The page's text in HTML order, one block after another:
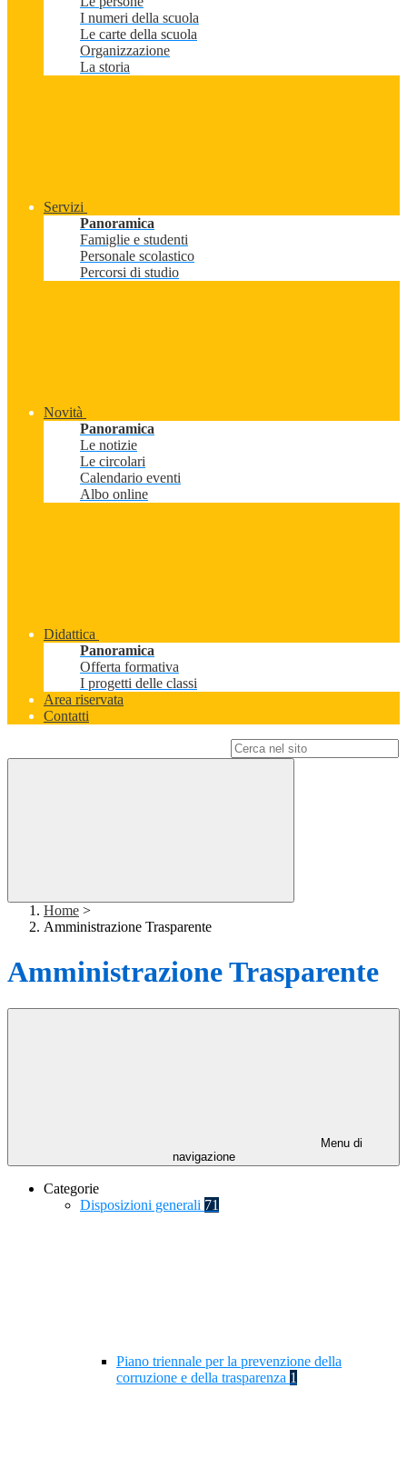
I numeri della scuola
Le carte della scuola
Organizzazione
La storia
Servizi
Panoramica
Famiglie e studenti
Personale scolastico
Percorsi di studio
Novità
Panoramica
Le notizie
Le circolari
Calendario eventi
Albo online
Didattica
Panoramica
Offerta formativa
I progetti delle classi
Area riservata
Contatti
Home >
Amministrazione Trasparente
Amministrazione Trasparente
Menu di
navigazione
Categorie
Disposizioni generali 71
Piano triennale per la prevenzione della
corruzione e della trasparenza 1